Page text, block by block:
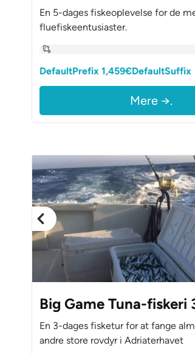
En 5-dages fiskeoplevelse for de
fluefiskeentusiaster.
DefaultPrefix 1,459€DefaultSuffix
Mere →.
Big Game Tuna-fiskeri
En 3-dages fisketur for at fange
andre store rovdyr i Adriaterhavet